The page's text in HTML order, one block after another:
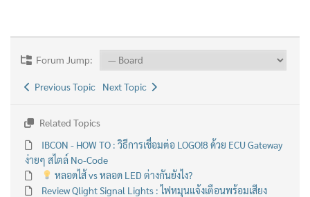
Forum Jump:
Previous Topic Next Topic
Related Topics
IBCON - HOW TO : วิธีการเชื่อมต่อ LOGO!8 ด้วย ECU Gateway
ง่ายๆ สไตล์ No-Code
หลอดไส้ vs หลอด LED ต่างกันยังไง?
Review Qlight Signal Lights : ไฟหมุนแจ้งเตือนพร้อมเสียง